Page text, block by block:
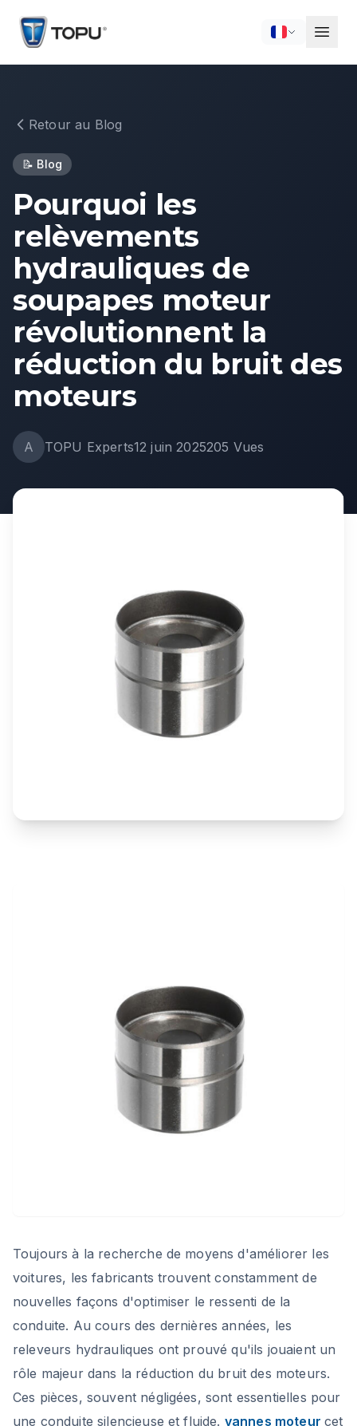
Retour au Blog
📝 Blog
Pourquoi les
relèvements
hydrauliques de
soupapes moteur
révolutionnent la
réduction du bruit des
moteurs
A TOPU Experts12 juin 2025205 Vues
Toujours à la recherche de moyens d'améliorer les
voitures, les fabricants trouvent constamment de
nouvelles façons d'optimiser le ressenti de la
conduite. Au cours des dernières années, les
releveurs hydrauliques ont prouvé qu'ils jouaient un
rôle majeur dans la réduction du bruit des moteurs.
Ces pièces, souvent négligées, sont essentielles pour
une conduite silencieuse et fluide. vannes moteurcet